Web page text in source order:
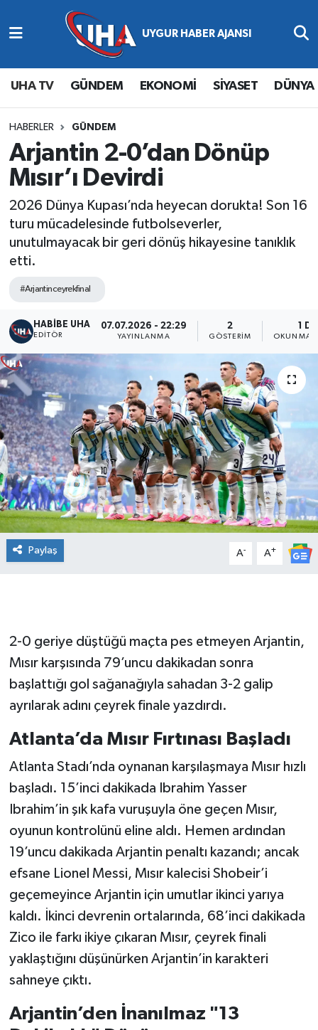
UHA TV GÜNDEM EKONOMİ SİYASET DÜNYA
HABERLER GÜNDEM
Arjantin 2-0’dan Dönüp
Mısır’ı Devirdi
2026 Dünya Kupası’nda heyecan dorukta! Son 16
turu mücadelesinde futbolseverler,
unutulmayacak bir geri dönüş hikayesine tanıklık
etti.
#Arjantinceyrekfinal
HABİBE UHA
EDITÖR
07.07.2026 - 22:29
YAYINLANMA
2
GÖSTERIM
1 DK
OKUNMA
Paylaş A- A+
2-0 geriye düştüğü maçta pes etmeyen Arjantin,
Mısır karşısında 79’uncu dakikadan sonra
başlattığı gol sağanağıyla sahadan 3-2 galip
ayrılarak adını çeyrek finale yazdırdı.
Atlanta’da Mısır Fırtınası Başladı
Atlanta Stadı’nda oynanan karşılaşmaya Mısır hızlı
başladı. 15’inci dakikada Ibrahim Yasser
Ibrahim’in şık kafa vuruşuyla öne geçen Mısır,
oyunun kontrolünü eline aldı. Hemen ardından
19’uncu dakikada Arjantin penaltı kazandı; ancak
efsane Lionel Messi, Mısır kalecisi Shobeir’i
geçemeyince Arjantin için umutlar ikinci yarıya
kaldı. İkinci devrenin ortalarında, 68’inci dakikada
Zico ile farkı ikiye çıkaran Mısır, çeyrek finali
yaklaştığını düşünürken Arjantin’in karakteri
sahneye çıktı.
Arjantin’den İnanılmaz "13
Abone Ol
Gündem
Ekonomi
Magazin
Siyaset
Spor
Nöbetçi Eczaneler
Hava Durumu
Namaz Vakitleri
Trafik Durumu
Süper Lig Puan Durumu ve Fikstür
Tüm Manşetler